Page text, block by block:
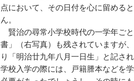
点において、その日付を心に留める
ん。
賢治の尋常小学校時代の一学年ご
書」（右写真）も残されていますが
り「明治廿九年八月一日生」と記さ
学校入学の際には、戸籍謄本などを